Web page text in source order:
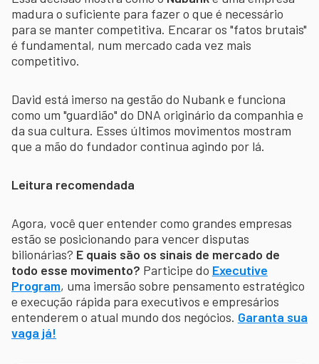
madura o suficiente para fazer o que é necessário
para se manter competitiva. Encarar os "fatos brutais"
é fundamental, num mercado cada vez mais
competitivo.
David está imerso na gestão do Nubank e funciona
como um "guardião" do DNA originário da companhia e
da sua cultura. Esses últimos movimentos mostram
que a mão do fundador continua agindo por lá.
Leitura recomendada
Agora, você quer entender como grandes empresas
estão se posicionando para vencer disputas
bilionárias? E quais são os sinais de mercado de
todo esse movimento? Participe do Executive
Program, uma imersão sobre pensamento estratégico
e execução rápida para executivos e empresários
entenderem o atual mundo dos negócios. Garanta sua
vaga já!